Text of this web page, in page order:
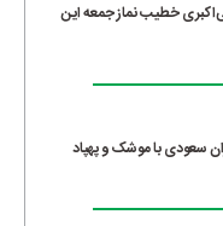
خطیب نماز جمعه این
سعودی با موشک و پهپاد